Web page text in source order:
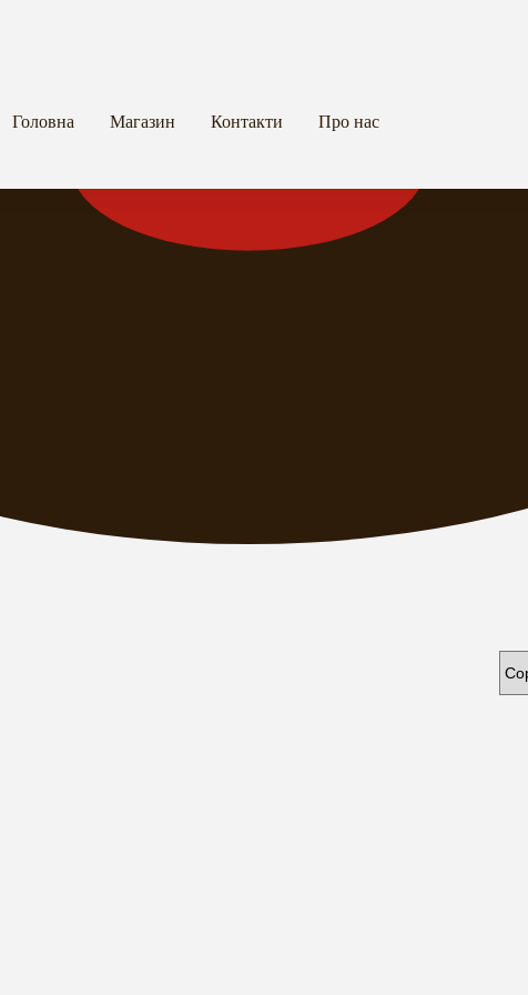
Головна Магазин Контакти Про нас